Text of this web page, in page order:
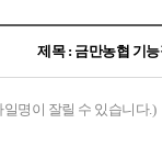
제목 : 금만농협 기
명이 잘릴 수 있습니다.)